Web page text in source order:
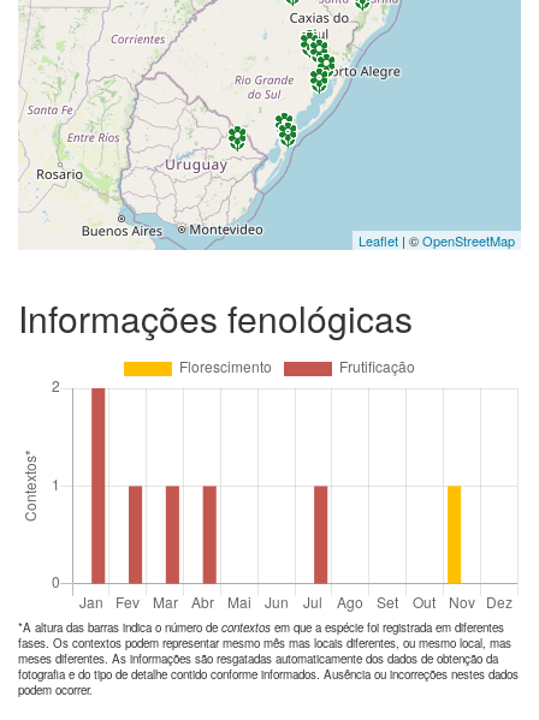
Leaflet | ©OpenStreetMap
Informações fenológicas
*A altura das barras indica o número de contextos em que a espécie foi registrada em diferentes
fases. Os contextos podem representar mesmo mês mas locais diferentes, ou mesmo local, mas
meses diferentes. As informações são resgatadas automaticamente dos dados de obtenção da
fotografia e do tipo de detalhe contido conforme informados. Ausência ou incorreções nestes dados
podem ocorrer.